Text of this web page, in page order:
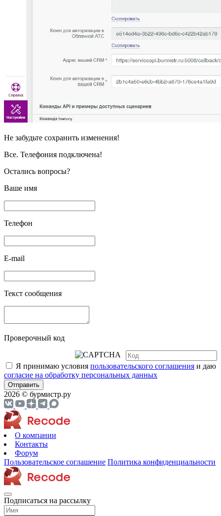
Не забудьте сохранить изменения!
Все. Телефония подключена!
Остались вопросы?
Ваше имя
Телефон
E-mail
Текст сообщения
Проверочный код
Я принимаю условия пользовательского соглашения и даю
согласие на обработку персональных данных
Отправить
2026 © бурмистр.ру
О компании
Контакты
Форум
Пользовательское соглашение Политика конфиденциальности
Подписаться на рассылку